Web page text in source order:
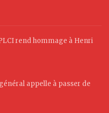
rend hommage à Henri
appelle à passer de